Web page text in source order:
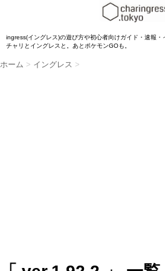
ingress(イングレス)の遊び方や初心者向けガイド・速報・
チャリとイングレスと。あとポケモンGOも。
ホーム > イングレス >